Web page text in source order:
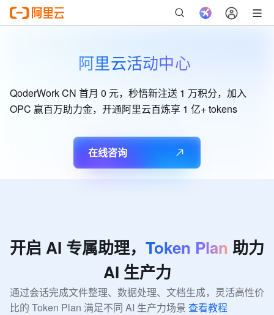
阿里云活动中心
QoderWork CN 首月 0 元，秒悟新注送 1 万积分，加入
OPC 赢百万助力金，开通阿里云百炼享 1 亿+ tokens
在线咨询
开启 AI 专属助理， Token Plan 助力
AI 生产力
通过会话完成文件整理、数据处理、文档生成，灵活高性价
比的 Token Plan 满足不同 AI 生产力场景 查看教程